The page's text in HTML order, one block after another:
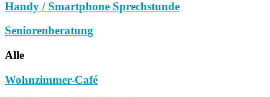
Handy / Smartphone Sprechstunde
Seniorenberatung
Alle
Wohnzimmer-Café